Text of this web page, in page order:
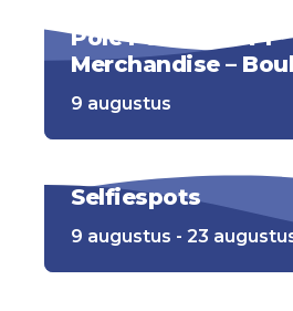
Pole Position – F1
Merchandise –
9 augustus
Selfiespots
9 augustus - 23